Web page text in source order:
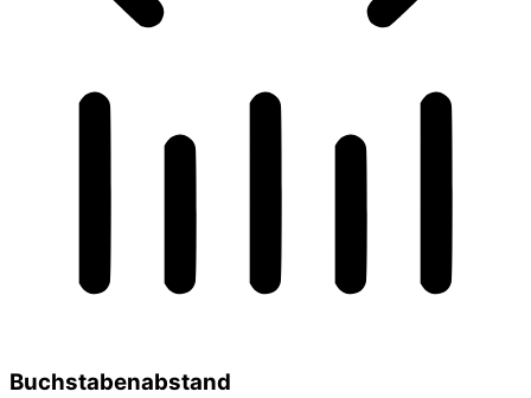
Buchstabenabstand